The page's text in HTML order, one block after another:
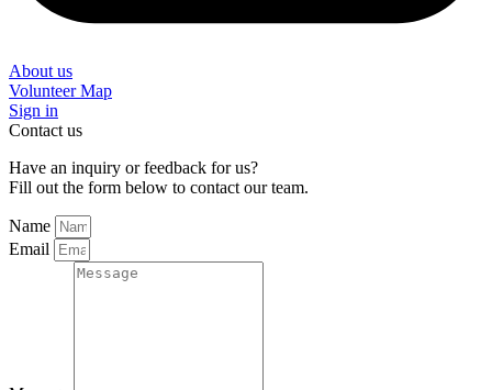
About us
Volunteer Map
Sign in
Contact us
Have an inquiry or feedback for us?
Fill out the form below to contact our team.
Name
Email